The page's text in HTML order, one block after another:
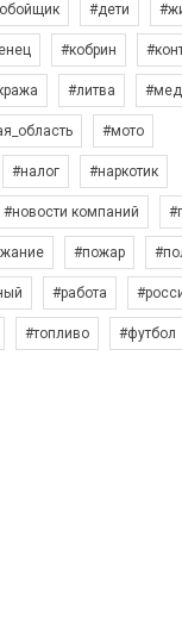
#дети
#кобрин
#литва
#мото
#налог #наркотик
#новости компаний
#пожар
#работа
#топливо #футбол